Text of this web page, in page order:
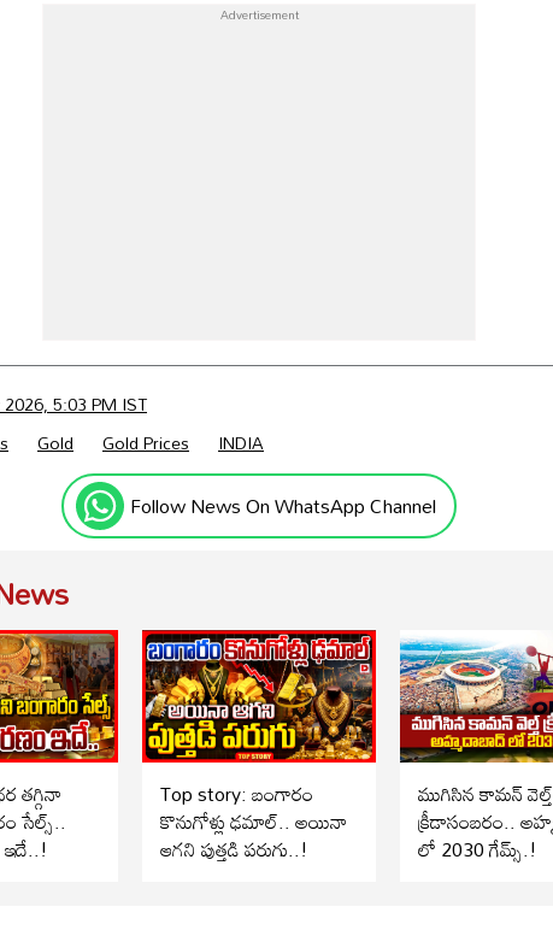
5:03 PM IST
Gold Gold Prices INDIA
Follow News On WhatsApp Channel
తగ్గినా
సేల్స్..
Top story: బంగారం
కొనుగోళ్లు ఢమాల్.. అయినా
ఆగని పుత్తడి పరుగు..!
ముగిసిన కామన్ వెల్త్
క్రీడాసంబరం.. అహ్మదాబాద్
లో 2030 గేమ్స్.!